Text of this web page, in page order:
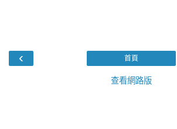
‹ 首頁
查看網路版